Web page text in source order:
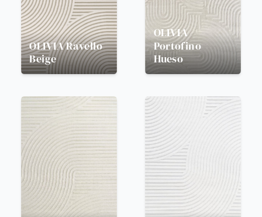
OLIVIARavello
Beige
OLIVIA
Portofino
Hueso